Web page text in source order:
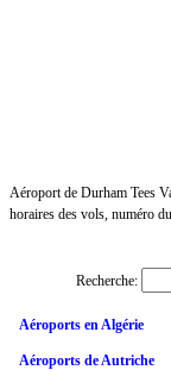
Aéroport de Durham Tees
horaires des vols, numéro
Recherche:
Aéroports en Algérie
Aéroports de Autriche